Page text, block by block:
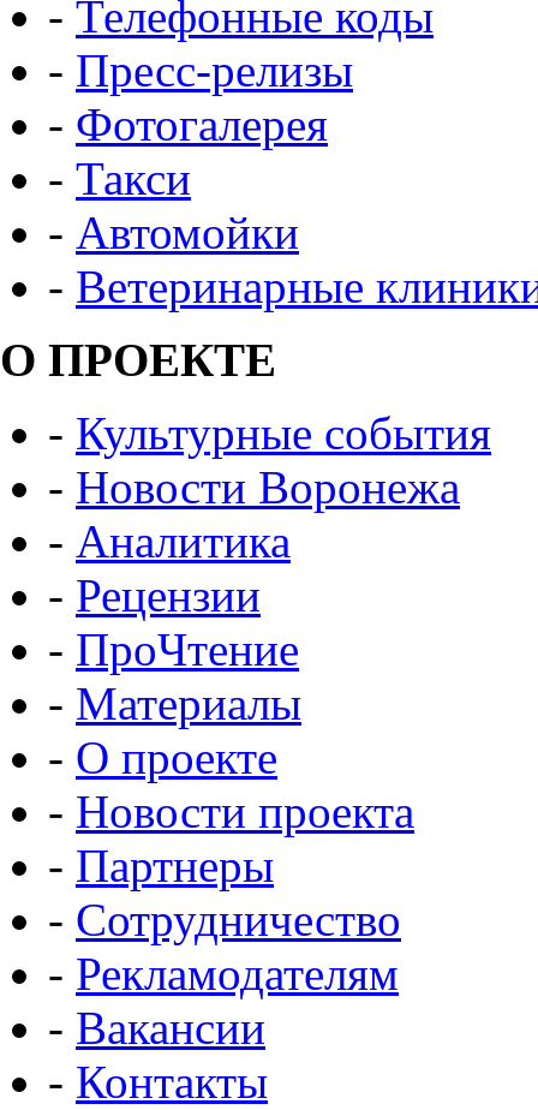
- Телефонные коды
- Пресс-релизы
- Фотогалерея
- Такси
- Автомойки
- Ветеринарные
О ПРОЕКТЕ
- Культурные события
- Новости Воронежа
- Аналитика
- Рецензии
- ПроЧтение
- Материалы
- О проекте
- Новости проекта
- Партнеры
- Сотрудничество
- Рекламодателям
- Вакансии
- Контакты